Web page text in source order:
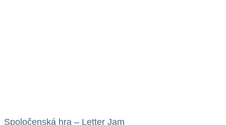
Spoločenská hra – Letter Jam